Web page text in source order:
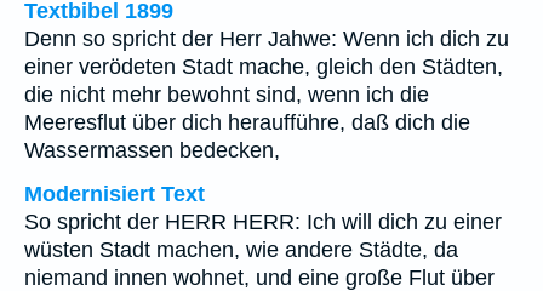
Textbibel 1899
Denn so spricht der Herr Jahwe: Wenn ich dich zu
einer verödeten Stadt mache, gleich den Städten,
die nicht mehr bewohnt sind, wenn ich die
Meeresflut über dich heraufführe, daß dich die
Wassermassen bedecken,
Modernisiert Text
So spricht der HERR HERR: Ich will dich zu einer
wüsten Stadt machen, wie andere Städte, da
niemand innen wohnet, und eine große Flut über